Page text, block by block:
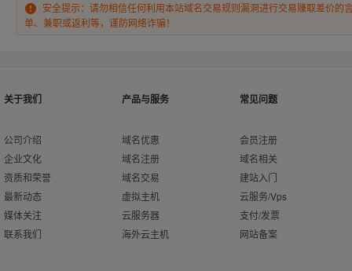
安全提示：请勿相信任何利用本站域名交易规则漏洞进行交易赚取差价的
单、兼职或返利等，谨防网络诈骗！
关于我们
公司介绍
企业文化
资质和荣誉
最新动态
媒体关注
联系我们
产品与服务
域名优惠
域名注册
域名交易
虚拟主机
云服务器
海外云主机
常见问题
会员注册
域名相关
建站入门
云服务/Vps
支付/发票
网站备案